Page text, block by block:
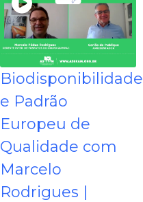
Biodisponibilidade
e Padrão
Europeu de
Qualidade com
Marcelo
Rodrigues |